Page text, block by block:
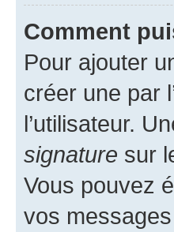
Comment
Pour ajouter
créer une par
l’utilisateur.
signature sur
Vous pouvez
vos